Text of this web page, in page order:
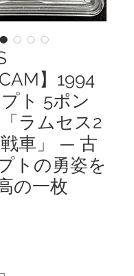
】1994
ト 5ポン
「ラムセス2
車」 — 古
トの勇姿を
の一枚